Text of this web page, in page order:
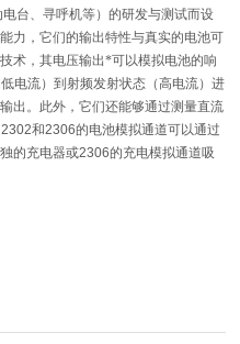
台、寻呼机等）的研发与测试而设
力，它们的输出特性与真实的电池可
术，其电压输出*可以模拟电池的响
电流）到射频发射状态（高电流）进
出。此外，它们还能够通过测量直流
2302和2306的电池模拟通道可以通过
的充电器或2306的充电模拟通道吸